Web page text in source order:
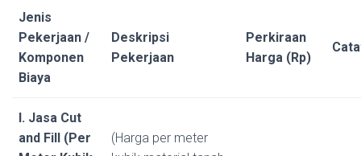
Jenis
Pekerjaan /
Komponen
Biaya
Deskripsi
Pekerjaan
Perkiraan
Harga (Rp)
I. Jasa Cut
and Fill (Per
(Harga per meter